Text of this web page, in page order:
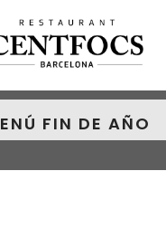
FIN DE AÑO